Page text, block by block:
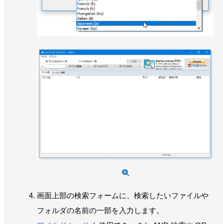
画面上部の検索フォームに、検索したいファイルや
フォルダの名前の一部を入力します。